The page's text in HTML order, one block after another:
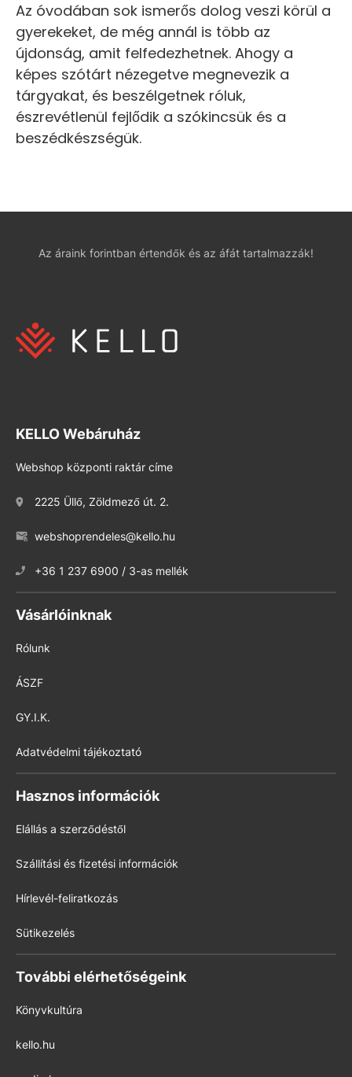
Az óvodában sok ismerős dolog veszi körül a
gyerekeket, de még annál is több az
újdonság, amit felfedezhetnek. Ahogy a
képes szótárt nézegetve megnevezik a
tárgyakat, és beszélgetnek róluk,
észrevétlenül fejlődik a szókincsük és a
beszédkészségük.
Az áraink forintban értendők és az áfát tartalmazzák!
KELLO Webáruház
Webshop központi raktár címe
2225 Üllő, Zöldmező út. 2.
webshoprendeles@kello.hu
+36 1 237 6900 / 3-as mellék
Vásárlóinknak
Rólunk
ÁSZF
GY.I.K.
Adatvédelmi tájékoztató
Hasznos információk
Elállás a szerződéstől
Szállítási és fizetési információk
Hírlevél-feliratkozás
Sütikezelés
További elérhetőségeink
Könyvkultúra
kello.hu